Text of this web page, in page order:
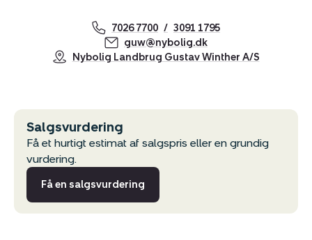
7026 7700
3091 1795
guw@nybolig.dk
Nybolig Landbrug Gustav Winther A/S
Salgsvurdering
Få et hurtigt estimat af salgspris eller en grundig
vurdering.
Få en salgsvurdering